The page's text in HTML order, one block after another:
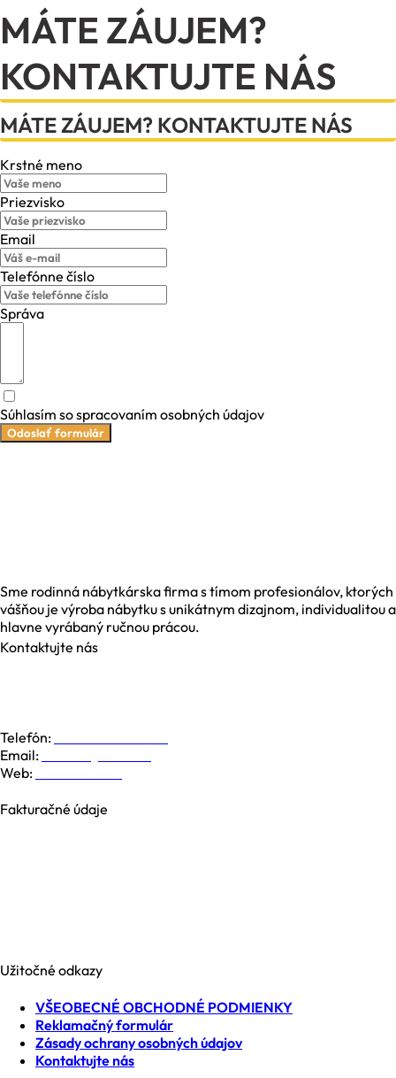
MÁTE ZÁUJEM?
KONTAKTUJTE NÁS
MÁTE ZÁUJEM? KONTAKTUJTE NÁS
Krstné meno
Priezvisko
Email
Telefónne číslo
Správa
Súhlasím so spracovaním osobných údajov
Odoslať formulár
Sme rodinná nábytkárska firma s tímom profesionálov, ktorých
vášňou je výroba nábytku s unikátnym dizajnom, individualitou a
hlavne vyrábaný ručnou prácou.
Kontaktujte nás
Telefón:
Email:
Web:
Fakturačné údaje
Užitočné odkazy
VŠEOBECNÉ OBCHODNÉ PODMIENKY
Reklamačný formulár
Zásady ochrany osobných údajov
Kontaktujte nás